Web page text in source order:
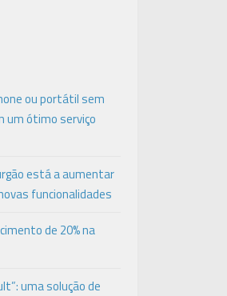
ou portátil sem
um ótimo serviço
está a aumentar
funcionalidades
de 20% na
uma solução de